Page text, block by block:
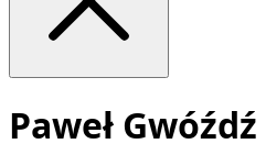
Paweł Gwóźdź